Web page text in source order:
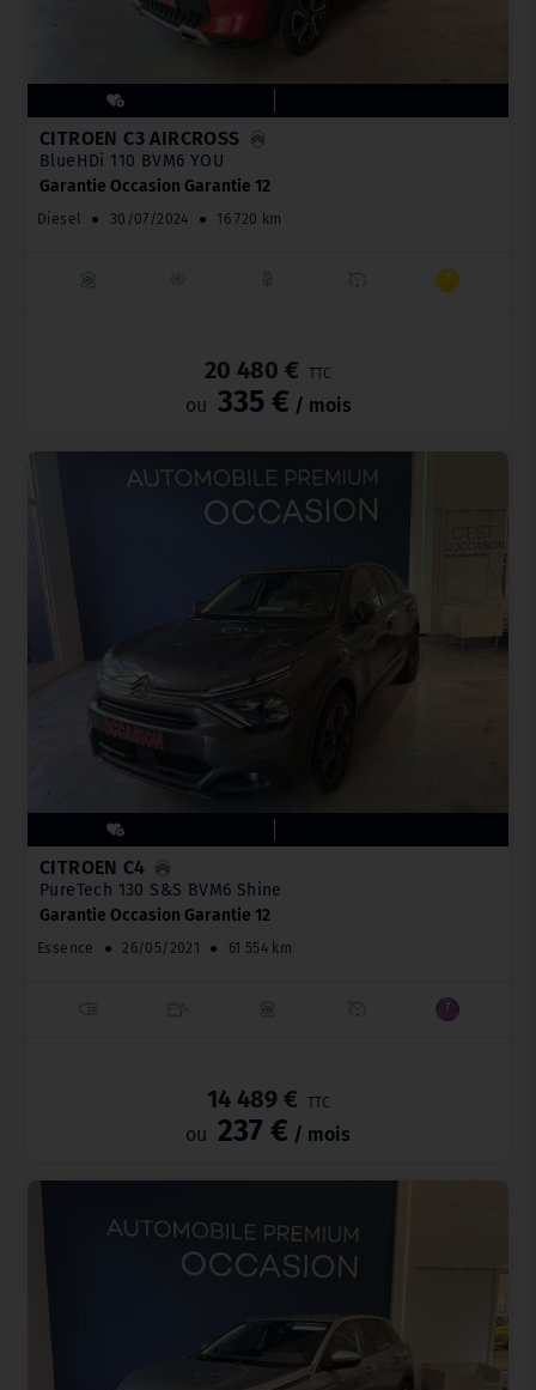
CITROËN C3 AIRCROSS
BlueHDi 110 BVM6 YOU
Garantie Occasion Garantie 12
Diesel ● 30/07/2024 ● 16 720 km
20 480 € TTC
ou 335 € / mois
CITROËN C4
PureTech 130 S&S BVM6 Shine
Garantie Occasion Garantie 12
Essence ● 26/05/2021 ● 61 554 km
14 489 € TTC
ou 237 € / mois